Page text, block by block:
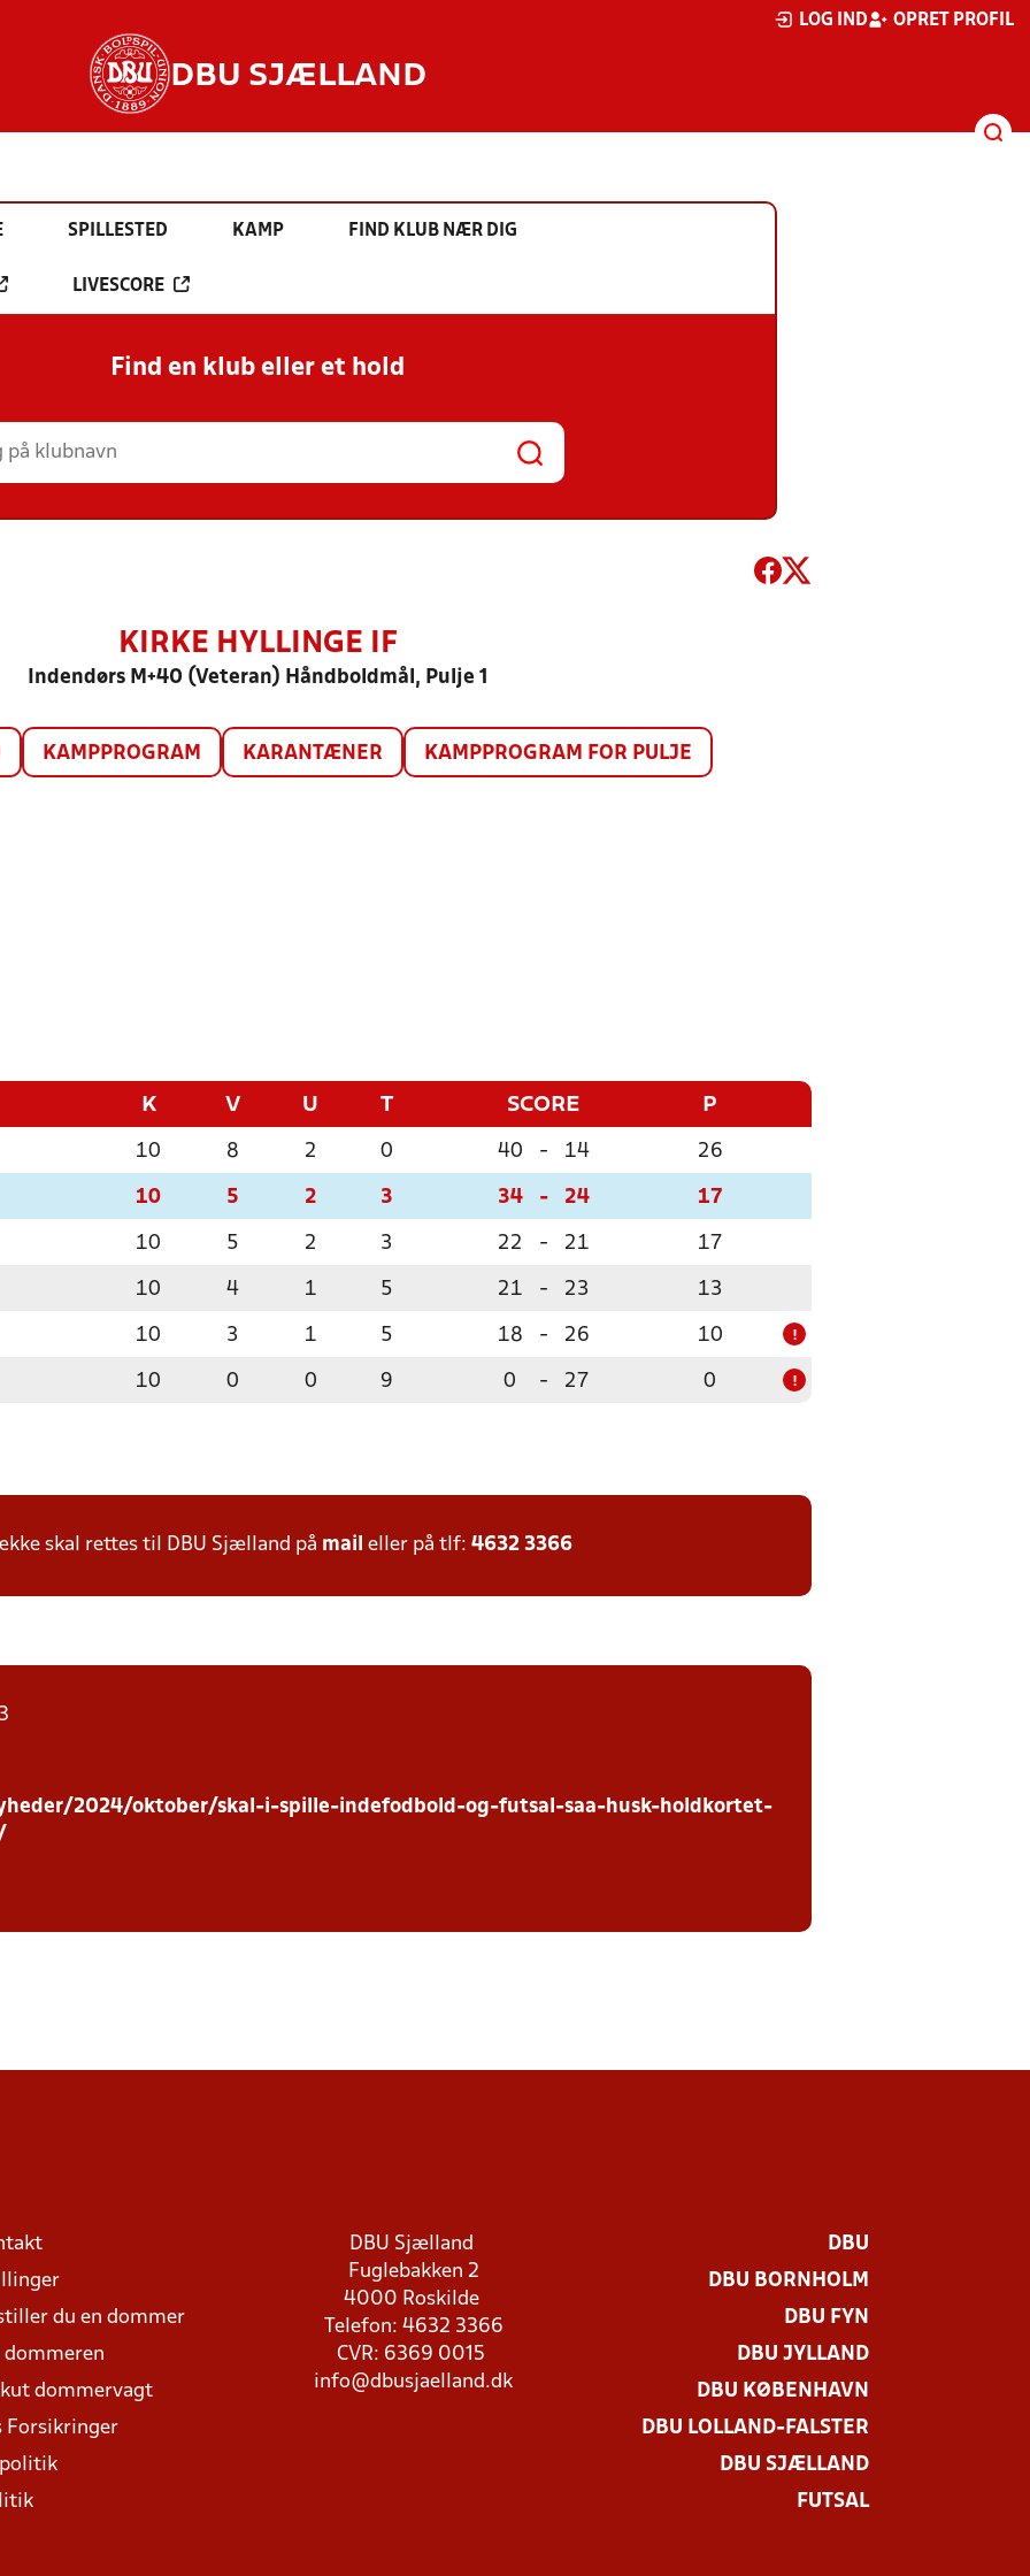
LOG IND OPRET PROFIL
DBU SJÆLLAND
SPILLESTED KAMP FIND KLUB NÆR DIG
LIVESCORE
Find en klub eller et hold
KIRKE HYLLINGE IF
Indendørs M+40 (Veteran) Håndboldmål, Pulje 1
KAMPPROGRAM KARANTÆNER KAMPPROGRAM FOR PULJE
K V U T SCORE P
10 8 2 0 40 - 14 26
10 5 2 3 34 - 24 17
10 5 2 3 22 - 21 17
10 4 1 5 21 - 23 13
10 3 1 5 18 - 26 10 !
10 0 0 9 0 - 27 0 !
skal rettes til DBU Sjælland på mail eller på tlf: 4632 3366
2024/oktober/skal-i-spille-indefodbold-og-futsal-saa-husk-holdkortet-
du en dommer
dommeren
dommervagt
Forsikringer
DBU Sjælland
Fuglebakken 2
4000 Roskilde
Telefon: 4632 3366
CVR: 6369 0015
info@dbusjaelland.dk
DBU
DBU BORNHOLM
DBU FYN
DBU JYLLAND
DBU KØBENHAVN
DBU LOLLAND-FALSTER
DBU SJÆLLAND
FUTSAL